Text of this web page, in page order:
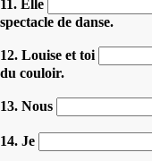
11. Elle
spectacle de danse.
12. Louise et toi
du couloir.
13. Nous
14. Je